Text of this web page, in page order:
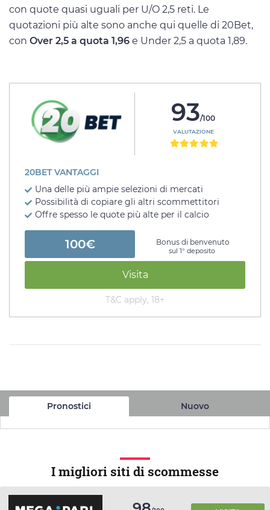
con quote quasi uguali per U/O 2,5 reti. Le
quotazioni più alte sono anche qui quelle di 20Bet,
con Over 2,5 a quota 1,96 e Under 2,5 a quota 1,89.
93/100
VALUTAZIONE
20BET VANTAGGI
Una delle più ampie selezioni di mercati
Possibilità di copiare gli altri scommettitori
Offre spesso le quote più alte per il calcio
100€ Bonus di benvenuto
sul 1° deposito
Visita
T&C apply, 18+
Pronostici Nuovo
I migliori siti di scommesse